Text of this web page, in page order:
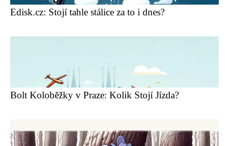
Edisk.cz: Stojí tahle stálice za to i dnes?
Bolt Koloběžky v Praze: Kolik Stojí Jízda?